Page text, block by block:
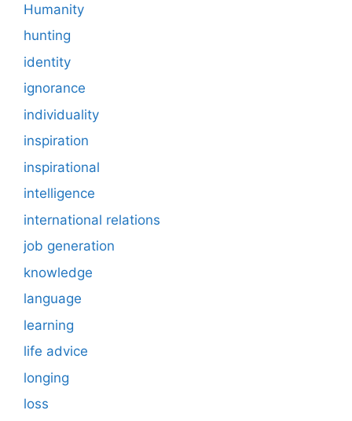
Humanity
hunting
identity
ignorance
individuality
inspiration
inspirational
intelligence
international relations
job generation
knowledge
language
learning
life advice
longing
loss